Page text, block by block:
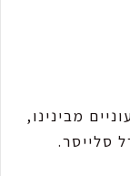
מבינינו,
סלייסר.